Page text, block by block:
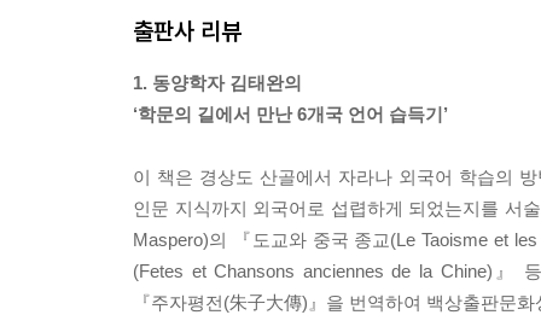
2. 유형을 파악하면 공부가 쉬워진다
4. 기계적 훈련의 힘을 믿으라
5. 외국어 학습에도 베껴 쓰기가 통한다
7. 끝나기 5분 전이라도 출석을 하라
8. 낙제만 아니면 다음 단계로 올라가라
9. 사전을 내 몸같이 여기라
10. 직접 번역하는 습관 들이기
출판사 리뷰
1. 동양학자 김태완의
‘학문의 길에서 만난 6개국 언어 습득기’
이 책은 경상도 산골에서 자라나 외국어 학습의
인문 지식까지 외국어로 섭렵하게 되었는지를 서
Maspero)의 『도교와 중국 종교(Le Taoisme et
(Fetes et Chansons anciennes de la Chine)』
『주자평전(朱子大傳)』을 번역하여 백상출판문